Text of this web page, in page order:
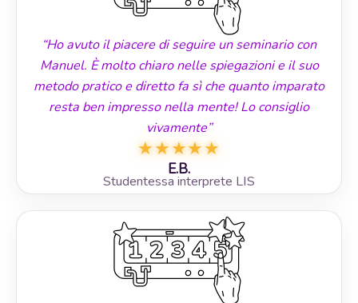
“Ho avuto il piacere di seguire un seminario con
Manuel. È molto chiaro nelle spiegazioni e il suo
metodo pratico e diretto fa sì che quanto imparato
resta ben impresso nella mente! Lo consiglio
vivamente”
★★★★★
E.B.
Studentessa interprete LIS